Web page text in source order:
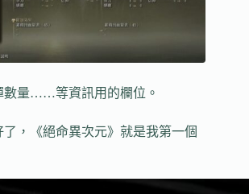
數量……等資訊用的欄位。
，《絕命異次元》就是我第一個